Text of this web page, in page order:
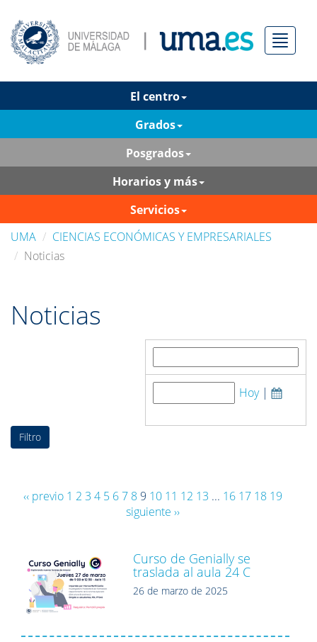
Menú
El centro
Grados
Posgrados
Horarios y más
Servicios
UMA
CIENCIAS ECONÓMICAS Y EMPRESARIALES
Noticias
Noticias
Hoy|
‹‹ previo 1 2 3 4 5 67 8 9 10 11 12 13 ... 16 17 18 19
siguiente ››
Curso de Genially se
traslada al aula 24 C
26 de marzo de 2025